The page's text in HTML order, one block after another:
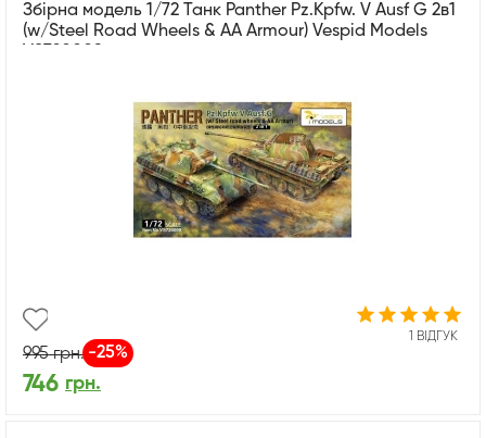
Збірна модель 1/72 Танк Panther Pz.Kpfw. V Ausf G 2в1
(w/Steel Road Wheels & AA Armour) Vespid Models
1 ВІДГУК
995грн. -25%
746 грн.